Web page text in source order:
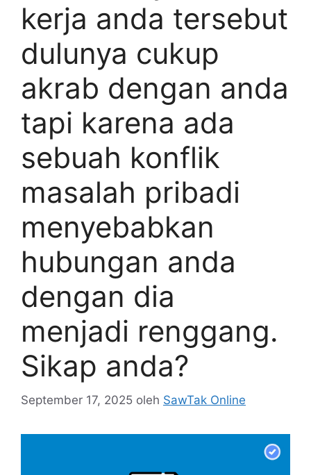
kerja anda tersebut
dulunya cukup
akrab dengan anda
tapi karena ada
sebuah konflik
masalah pribadi
menyebabkan
hubungan anda
dengan dia
menjadi renggang.
Sikap anda?
September 17, 2025 oleh SawTak Online